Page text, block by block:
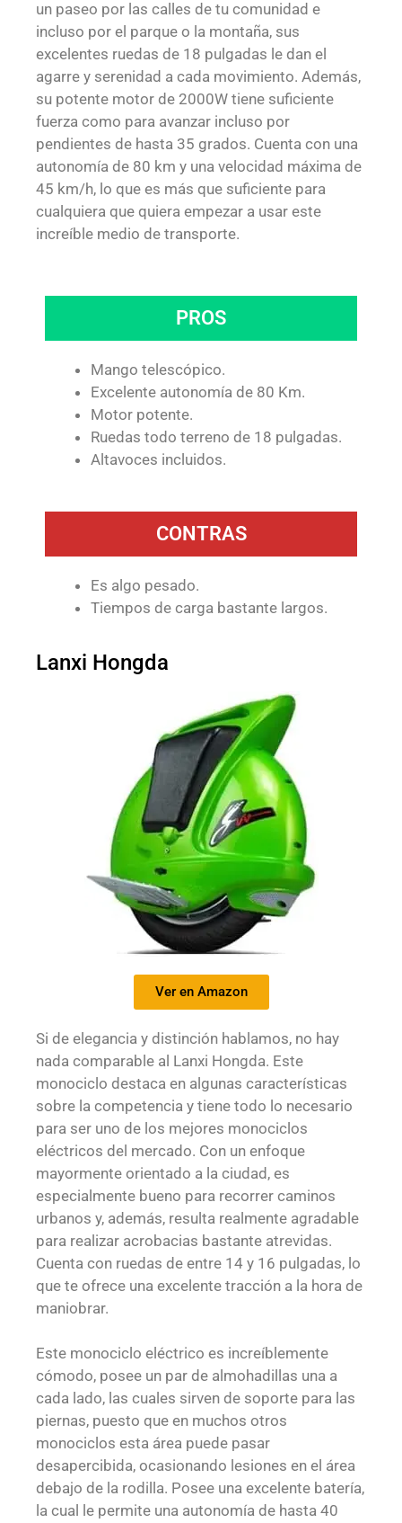
un paseo por las calles de tu comunidad e
incluso por el parque o la montaña, sus
excelentes ruedas de 18 pulgadas le dan el
agarre y serenidad a cada movimiento. Además,
su potente motor de 2000W tiene suficiente
fuerza como para avanzar incluso por
pendientes de hasta 35 grados. Cuenta con una
autonomía de 80 km y una velocidad máxima de
45 km/h, lo que es más que suficiente para
cualquiera que quiera empezar a usar este
increíble medio de transporte.
PROS
Mango telescópico.
Excelente autonomía de 80 Km.
Motor potente.
Ruedas todo terreno de 18 pulgadas.
Altavoces incluidos.
CONTRAS
Es algo pesado.
Tiempos de carga bastante largos.
Lanxi Hongda
Ver en Amazon
Si de elegancia y distinción hablamos, no hay
nada comparable al Lanxi Hongda. Este
monociclo destaca en algunas características
sobre la competencia y tiene todo lo necesario
para ser uno de los mejores monociclos
eléctricos del mercado. Con un enfoque
mayormente orientado a la ciudad, es
especialmente bueno para recorrer caminos
urbanos y, además, resulta realmente agradable
para realizar acrobacias bastante atrevidas.
Cuenta con ruedas de entre 14 y 16 pulgadas, lo
que te ofrece una excelente tracción a la hora de
maniobrar.
Este monociclo eléctrico es increíblemente
cómodo, posee un par de almohadillas una a
cada lado, las cuales sirven de soporte para las
piernas, puesto que en muchos otros
monociclos esta área puede pasar
desapercibida, ocasionando lesiones en el área
debajo de la rodilla. Posee una excelente batería,
la cual le permite una autonomía de hasta 40